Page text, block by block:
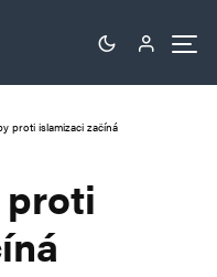
proti islamizaci začíná